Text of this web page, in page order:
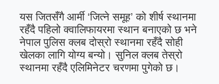
यस जितसँगै आर्मी ‘जित्ने समूह’ को शीर्ष स्थानमा
रहँदै पहिलो क्वालिफायरमा स्थान बनाएको छ भने
नेपाल पुलिस क्लब दोस्रो स्थानमा रहँदै सोही
खेलका लागि योग्य बन्यो। सुनिल क्लब तेस्रो
स्थानमा रहँदै एलिमिनेटर चरणमा पुगेको छ।